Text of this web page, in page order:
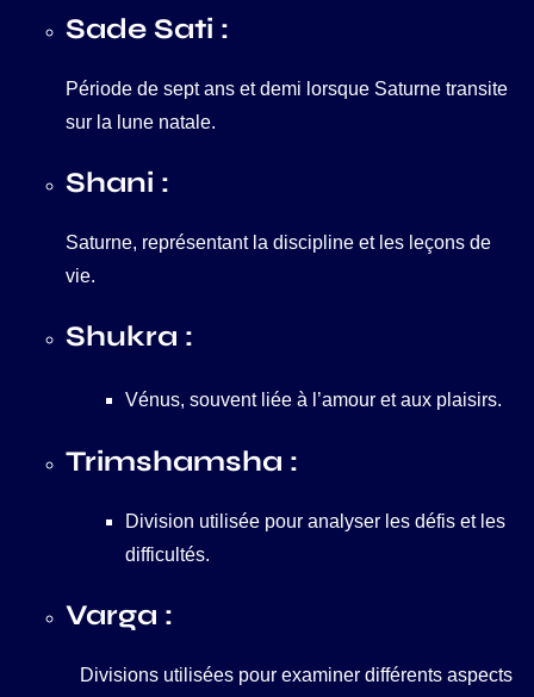
Sade Sati :
Période de sept ans et demi lorsque Saturne transite
sur la lune natale.
Shani :
Saturne, représentant la discipline et les leçons de
vie.
Shukra :
Vénus, souvent liée à l’amour et aux plaisirs.
Trimshamsha :
Division utilisée pour analyser les défis et les
difficultés.
Varga :
Divisions utilisées pour examiner différents aspects